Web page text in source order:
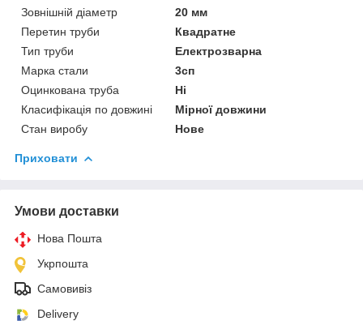
Зовнішній діаметр
20 мм
Перетин труби
Квадратне
Тип труби
Електрозварна
Марка стали
3сп
Оцинкована труба
Ні
Класифікація по довжині
Мірної довжини
Стан виробу
Нове
Приховати
Умови доставки
Нова Пошта
Укрпошта
Самовивіз
Delivery